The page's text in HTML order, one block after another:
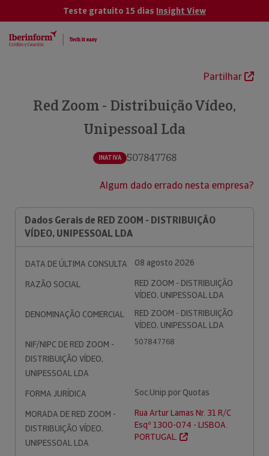
Teste gratuito 15 dias Insight View
Partilhar
Red Zoom - Distribuição Vídeo,
Unipessoal Lda
INATIVA 507847768
Algum dado errado nesta empresa?
Dados Gerais de RED ZOOM - DISTRIBUIÇÃO
VÍDEO, UNIPESSOAL LDA
DATA DE ÚLTIMA CONSULTA
08 agosto 2026
RAZÃO SOCIAL
RED ZOOM - DISTRIBUIÇÃO
VÍDEO, UNIPESSOAL LDA
DENOMINAÇÃO COMERCIAL
RED ZOOM - DISTRIBUIÇÃO
VÍDEO, UNIPESSOAL LDA
NIF/NIPC DE RED ZOOM -
DISTRIBUIÇÃO VÍDEO,
UNIPESSOAL LDA
507847768
FORMA JURÍDICA
Soc.Unip.por Quotas
MORADA DE RED ZOOM -
DISTRIBUIÇÃO VÍDEO,
UNIPESSOAL LDA
Rua Artur Lamas Nr. 31 R/C
Esqº 1300-074 - LISBOA.
PORTUGAL.